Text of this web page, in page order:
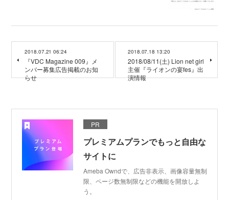
2018.07.21 06:24
『VDC Magazine 009』メ
ンバー募集広告掲載のお知
らせ
2018.07.18 13:20
2018/08/11(土) Lion net girl
主催『ライオンの宴fes』出
演情報
PR
プレミアムプランでもっと自由な
サイトに
Ameba Owndで、広告非表示、画像容量無制
限、ページ数無制限などの機能を開放しよ
う。